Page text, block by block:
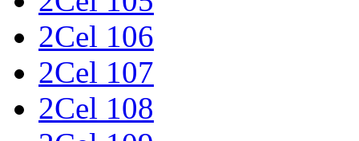
2Cel 106
2Cel 107
2Cel 108